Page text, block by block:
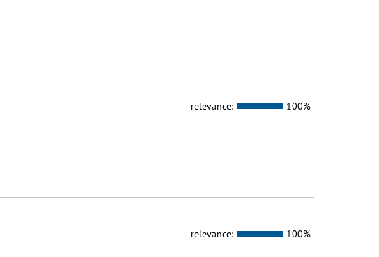
relevance: 100%
relevance: 100%